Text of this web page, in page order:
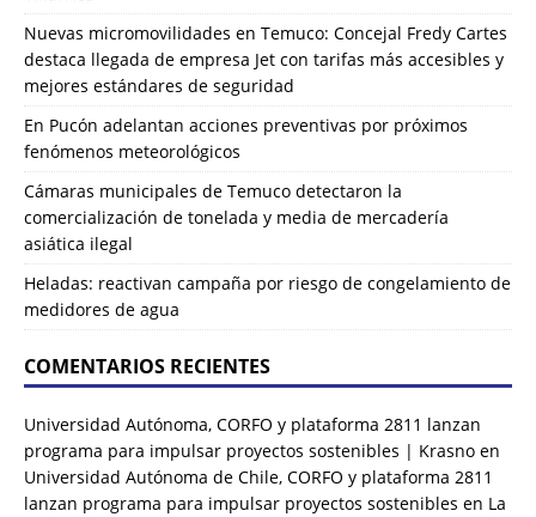
Nuevas micromovilidades en Temuco: Concejal Fredy Cartes
destaca llegada de empresa Jet con tarifas más accesibles y
mejores estándares de seguridad
En Pucón adelantan acciones preventivas por próximos
fenómenos meteorológicos
Cámaras municipales de Temuco detectaron la
comercialización de tonelada y media de mercadería
asiática ilegal
Heladas: reactivan campaña por riesgo de congelamiento de
medidores de agua
COMENTARIOS RECIENTES
Universidad Autónoma, CORFO y plataforma 2811 lanzan
programa para impulsar proyectos sostenibles | Krasno en
Universidad Autónoma de Chile, CORFO y plataforma 2811
lanzan programa para impulsar proyectos sostenibles en La